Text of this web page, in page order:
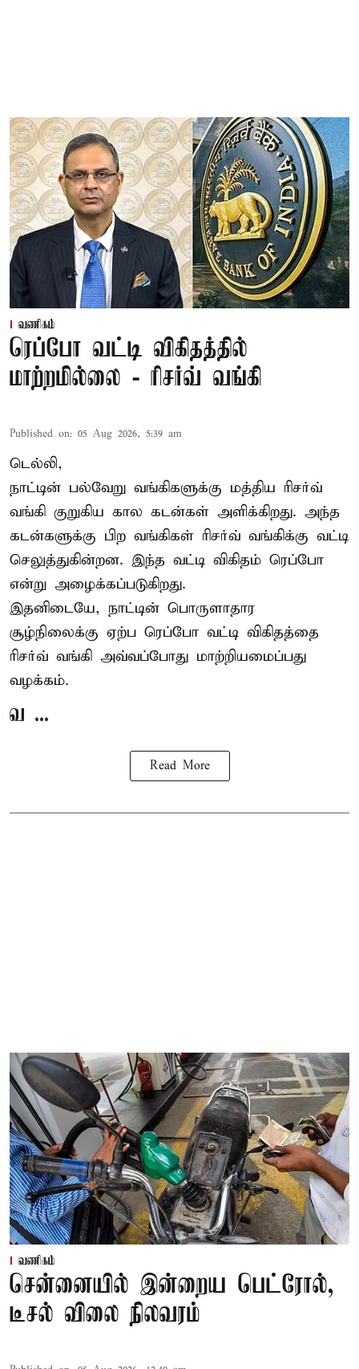
வணிகம்
ரெப்போ வட்டி விகிதத்தில்
மாற்றமில்லை - ரிசர்வ் வங்கி
Published on: 05 Aug 2026, 5:39 am
டெல்லி,
நாட்டின் பல்வேறு வங்கிகளுக்கு மத்திய ரிசர்வ்
வங்கி குறுகிய கால கடன்கள் அளிக்கிறது. அந்த
கடன்களுக்கு பிற வங்கிகள் ரிசர்வ் வங்கிக்கு வட்டி
செலுத்துகின்றன. இந்த வட்டி விகிதம் ரெப்போ
என்று அழைக்கப்படுகிறது.
இதனிடையே, நாட்டின் பொருளாதார
சூழ்நிலைக்கு ஏற்ப ரெப்போ வட்டி விகிதத்தை
ரிசர்வ் வங்கி அவ்வப்போது மாற்றியமைப்பது
வழக்கம்.
வ ...
Read More
வணிகம்
சென்னையில் இன்றைய பெட்ரோல்,
டீசல் விலை நிலவரம்